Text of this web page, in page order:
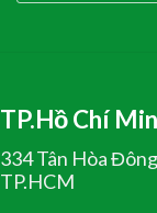
TP.Hồ Chí
334 Tân Hòa
TP.HCM